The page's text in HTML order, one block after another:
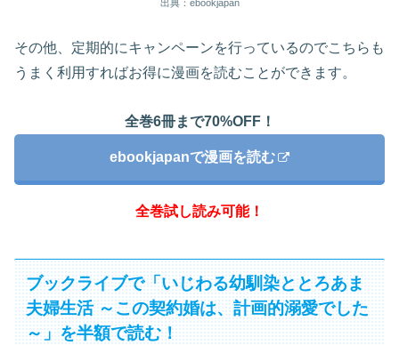
出典：ebookjapan
その他、定期的にキャンペーンを行っているのでこちらも
うまく利用すればお得に漫画を読むことができます。
全巻6冊まで70%OFF！
ebookjapanで漫画を読む
全巻試し読み可能！
ブックライブで「いじわる幼馴染ととろあま
夫婦生活 ～この契約婚は、計画的溺愛でした
～」を半額で読む！